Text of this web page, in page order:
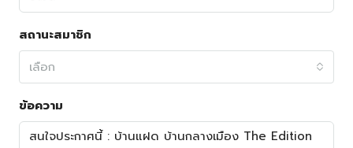
สถานะสมาชิก
เลือก
ข้อความ